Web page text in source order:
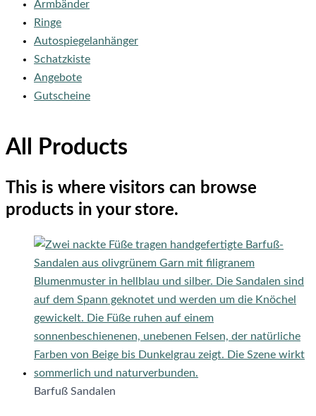
Armbänder
Ringe
Autospiegelanhänger
Schatzkiste
Angebote
Gutscheine
All Products
This is where visitors can browse
products in your store.
Barfuß Sandalen